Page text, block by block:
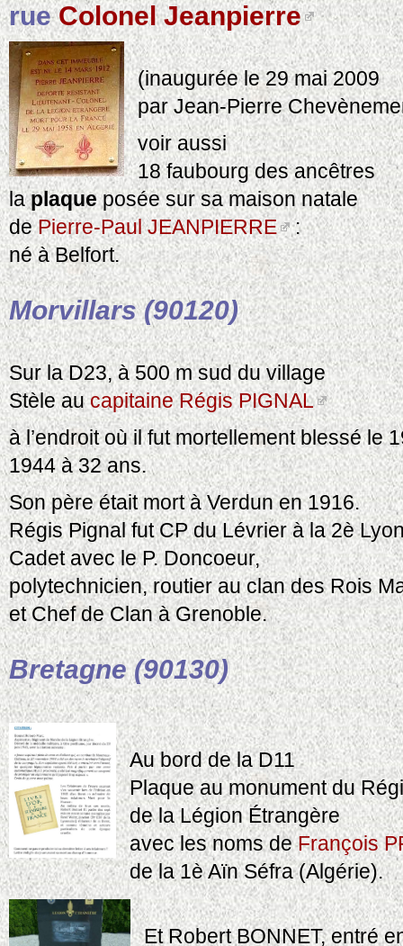
rueColonel Jeanpierre
(inaugurée le 29 mai 2009
par Jean-Pierre
voir aussi
18 faubourg des ancêtres
laplaqueposée sur sa maison natale
dePierre-Paul JEANPIERRE :
né à Belfort.
Morvillars (90120)
Sur la D23, à 500 m sud du village
Stèle aucapitaine Régis PIGNAL
à l’endroit où il fut mortellement blessé le
1944 à 32 ans.
Son père était mort à Verdun en 1916.
Régis Pignal fut CP du Lévrier à la 2è
Cadet avec le P. Doncoeur,
polytechnicien, routier au clan des Rois
et Chef de Clan à Grenoble.
Bretagne (90130)
Au bord de la D11
Plaque au monument du
de la Légion Étrangère
avec les noms deFrançois
de la 1è Aïn Séfra (Algérie).
Et Robert BONNET, entré